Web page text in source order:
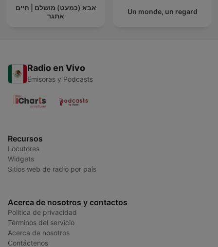
אבא (כמעט) מושלם | חיים
אתגר
Un monde, un regard
Radio en Vivo
Emisoras y Podcasts
Recursos
Locutores
Widgets
Sitios web de radio por país
Acerca de nosotros y contactos
Política de privacidad
Términos del servicio
Acerca de nosotros
Contáctenos